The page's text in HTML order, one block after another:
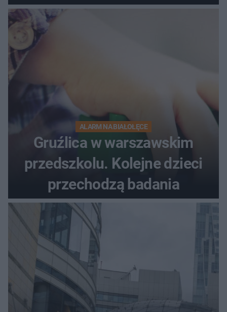
ALARM NA BIAŁOŁĘCE
Gruźlica w warszawskim
przedszkolu. Kolejne dzieci
przechodzą badania